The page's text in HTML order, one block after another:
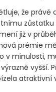
že právě
již v
prémie
v minulosti,
vyšší.
atraktivní